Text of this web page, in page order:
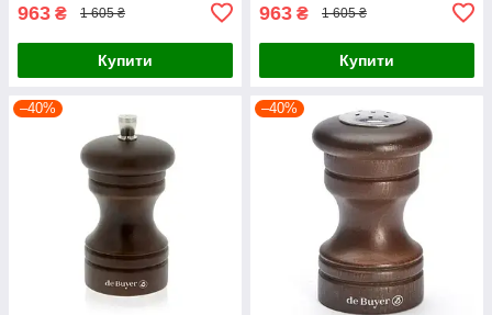
963 ₴ 1 605 ₴
Купити
963 ₴ 1 605 ₴
Купити
–40% –40%